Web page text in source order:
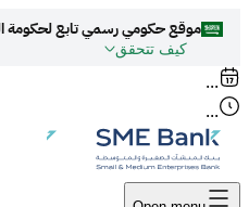
موقع حكومي رسمي تابع لحكومة
كيف تتحقق
جميع روابط المواقع
السعودية تنتهي بـ sch.sa أو edu.sa
المواقع
...
...